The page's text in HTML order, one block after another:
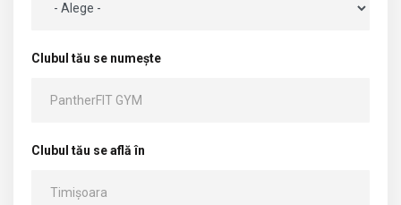
Clubul tău se numește
Clubul tău se află în